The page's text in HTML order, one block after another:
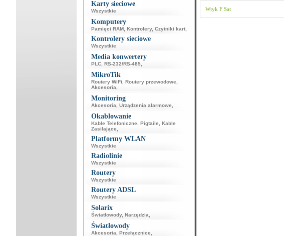
Karty sieciowe
Wszystkie
Komputery
Pamięci RAM, Kontrolery, Czytniki kart,
Kontrolery sieciowe
Wszystkie
Media konwertery
PLC, RS-232/RS-485,
MikroTik
Routery WiFi Routery przewodowe
Akcesoria
Monitoring
Akcesoria Urządzenia alarmowe
Okablowanie
Kable Telefoniczne Pigtaile
Kable
Zasilające
Platformy WLAN
Wszystkie
Radiolinie
Wszystkie
Routery
Wszystkie
Routery ADSL
Wszystkie
Solarix
Światłowody, Narzędzia
Światłowody
Akcesoria Przełącznice
Wtyk F Sat